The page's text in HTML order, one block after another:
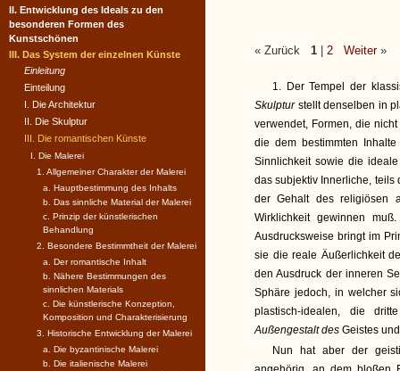
« Zurück 1 2 Weiter»
1. Der Tempel der
Skulptur stellt denselben in
verwendet, Formen, die
die dem bestimmten
Sinnlichkeit sowie die
das subjektiv Innerliche, teils
der Gehalt des religiösen
Wirklichkeit gewinnen
Ausdrucksweise bringt im
sie die reale Äußerlichkeit
den Ausdruck der inneren
Sphäre jedoch, in welcher
plastisch-idealen, die
Außengestalt des Geistes
Nun hat aber der
II. Entwicklung des Ideals zu den
besonderen Formen des
Kunstschönen
III. Das System der einzelnen Künste
Einleitung
Einteilung
I. Die Architektur
II. Die Skulptur
III. Die romantischen Künste
I. Die Malerei
1. Allgemeiner Charakter der Malerei
a. Hauptbestimmung des Inhalts
b. Das sinnliche Material der Malerei
c. Prinzip der künstlerischen
Behandlung
2. Besondere Bestimmtheit der Malerei
a. Der romantische Inhalt
b. Nähere Bestimmungen des
sinnlichen Materials
c. Die künstlerische Konzeption,
Komposition und Charakterisierung
3. Historische Entwicklung der Malerei
a. Die byzantinische Malerei
b. Die italienische Malerei